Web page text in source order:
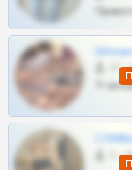
27 •
Тг
0 •